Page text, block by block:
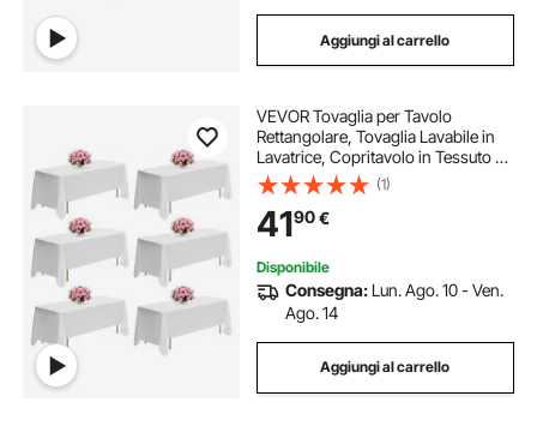
Aggiungi al carrello
VEVOR Tovaglia per Tavolo
Rettangolare, Tovaglia Lavabile in
Lavatrice, Copritavolo in Tessuto di
Poliestere Resistente alle Pieghe per
Matrimonio, Festa, Banchetto,
Bianco 6 Pezzi 1778 x 3048 mm
(1)
4190€
Disponibile
Consegna: Lun. Ago. 10 - Ven.
Ago. 14
Aggiungi al carrello